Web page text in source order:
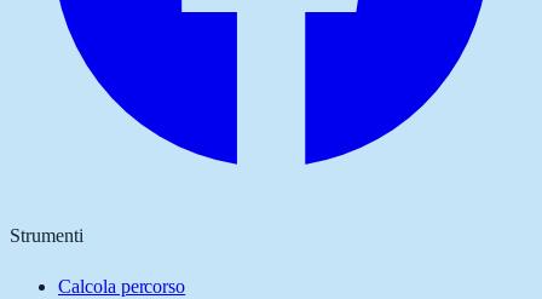
Strumenti
Calcola percorso